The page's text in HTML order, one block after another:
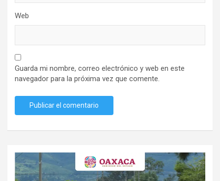
Web
Guarda mi nombre, correo electrónico y web en este
navegador para la próxima vez que comente.